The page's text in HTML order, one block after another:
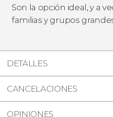
Son la opción ideal, y a
familias y grupos
DETALLES
CANCELACIONES
OPINIONES